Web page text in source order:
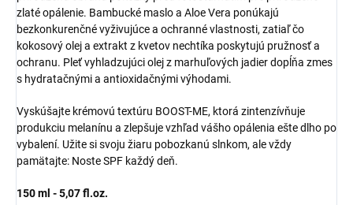
zlaté opálenie. Bambucké maslo a Aloe Vera ponúkajú
bezkonkurenčné vyživujúce a ochranné vlastnosti, zatiaľ čo
kokosový olej a extrakt z kvetov nechtíka poskytujú pružnosť a
ochranu. Pleť vyhladzujúci olej z marhuľových jadier dopĺňa zmes
s hydratačnými a antioxidačnými výhodami.
Vyskúšajte krémovú textúru BOOST-ME, ktorá zintenzívňuje
produkciu melanínu a zlepšuje vzhľad vášho opálenia ešte dlho po
vybalení. Užite si svoju žiaru pobozkanú slnkom, ale vždy
pamätajte: Noste SPF každý deň.
150 ml - 5,07 fl.oz.